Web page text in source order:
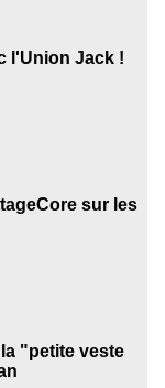
l'Union Jack !
sur les
"petite veste